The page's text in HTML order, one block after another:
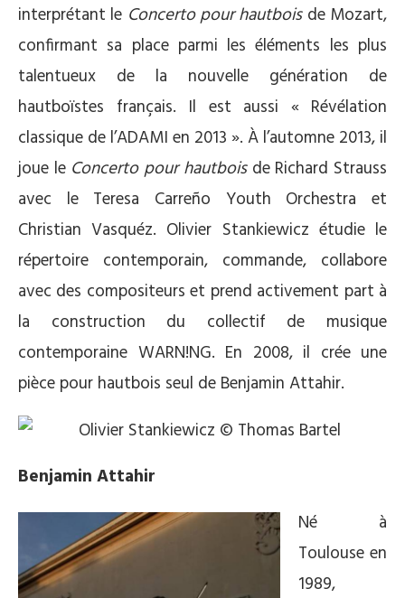
interprétant le Concerto pour hautboisde Mozart,
confirmant sa place parmi les éléments les plus
talentueux de la nouvelle génération de
hautboïstes français. Il est aussi « Révélation
classique de l’ADAMI en 2013 ». À l’automne 2013, il
joue le Concerto pour hautboisde Richard Strauss
avec le Teresa Carreño Youth Orchestra et
Christian Vasquéz. Olivier Stankiewicz étudie le
répertoire contemporain, commande, collabore
avec des compositeurs et prend activement part à
la construction du collectif de musique
contemporaine WARN!NG. En 2008, il crée une
pièce pour hautbois seul de Benjamin Attahir.
Benjamin Attahir
Né à
Toulouse en
1989,